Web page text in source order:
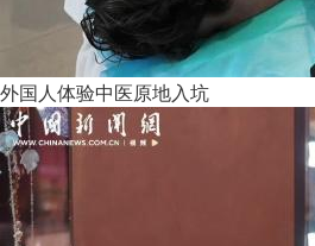
外国人体验中医原地入坑